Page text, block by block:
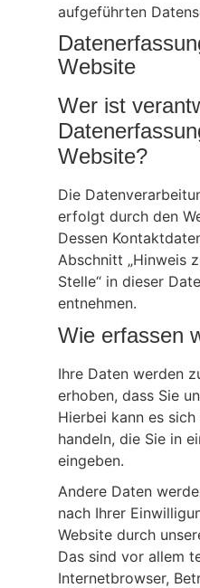
aufgeführten
Website
Wer ist
Website?
Die
erfolgt durch den
Dessen
Abschnitt „Hinweis
Stelle“ in dieser
entnehmen.
Wie erfassen
Ihre Daten werden
erhoben, dass Sie
Hierbei kann es
handeln, die Sie in
eingeben.
Andere Daten
nach Ihrer
Website durch
Das sind vor allem
Internetbrowser,